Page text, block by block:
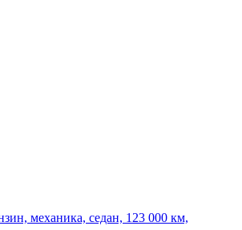
механика, седан, 123 000 км,